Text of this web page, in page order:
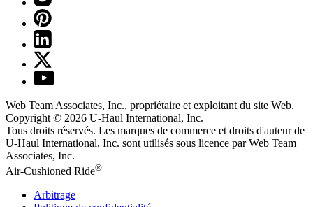
Web Team Associates, Inc., propriétaire et exploitant du site Web.
Copyright © 2026 U-Haul International, Inc.
Tous droits réservés. Les marques de commerce et droits d'auteur de
U-Haul International, Inc. sont utilisés sous licence par Web Team
Associates, Inc.
Air-Cushioned Ride®
Arbitrage